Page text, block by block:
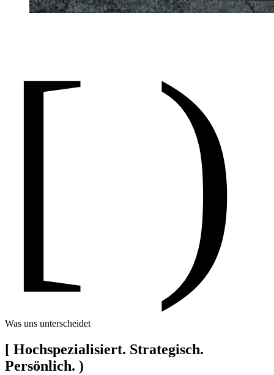
[ )
Was uns unterscheidet
[ Hochspezialisiert. Strategisch.
Persönlich. )